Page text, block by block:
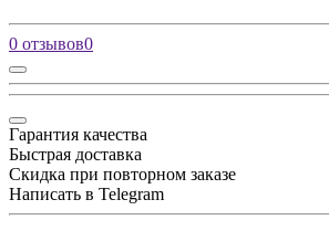
0 отзывов0
Гарантия качества
Быстрая доставка
Скидка при повторном заказе
Написать в Telegram